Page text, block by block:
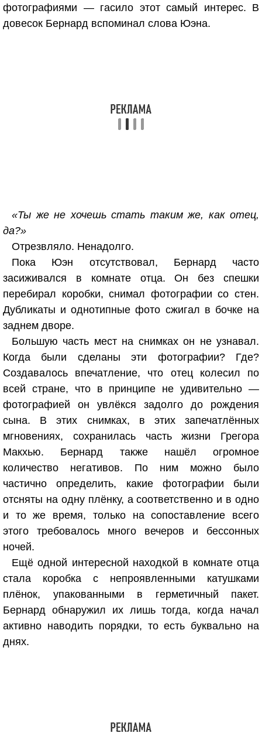
фотографиями — гасило этот самый интерес. В
довесок Бернард вспоминал слова Юэна.
«Ты же не хочешь стать таким же, как отец,
да?»
Отрезвляло. Ненадолго.
Пока Юэн отсутствовал, Бернард часто
засиживался в комнате отца. Он без спешки
перебирал коробки, снимал фотографии со стен.
Дубликаты и однотипные фото сжигал в бочке на
заднем дворе.
Большую часть мест на снимках он не узнавал.
Когда были сделаны эти фотографии? Где?
Создавалось впечатление, что отец колесил по
всей стране, что в принципе не удивительно —
фотографией он увлёкся задолго до рождения
сына. В этих снимках, в этих запечатлённых
мгновениях, сохранилась часть жизни Грегора
Макхью. Бернард также нашёл огромное
количество негативов. По ним можно было
частично определить, какие фотографии были
отсняты на одну плёнку, а соответственно и в одно
и то же время, только на сопоставление всего
этого требовалось много вечеров и бессонных
ночей.
Ещё одной интересной находкой в комнате отца
стала коробка с непроявленными катушками
плёнок, упакованными в герметичный пакет.
Бернард обнаружил их лишь тогда, когда начал
активно наводить порядки, то есть буквально на
днях.